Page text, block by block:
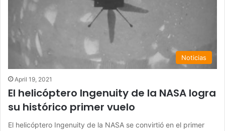
Noticias
April 19, 2021
El helicóptero Ingenuity de la NASA logra
su histórico primer vuelo
El helicóptero Ingenuity de la NASA se convirtió en el primer